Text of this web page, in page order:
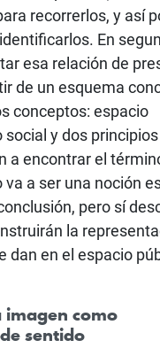
recorrerlos, y así
En
esa relación de
de un esquema
conceptos: espacio
y dos
a encontrar el
va a ser una noción
pero sí
la
dan en el espacio
imagen como
sentido